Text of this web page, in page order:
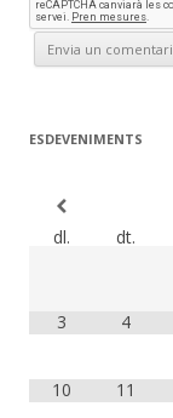
ESDEVENIMENTS
dl.
dt.
3 4
10 11